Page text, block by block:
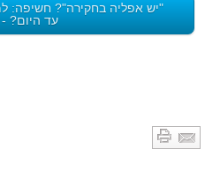
"יש אפליה בחקירה"? חשיפה:
עד היום?